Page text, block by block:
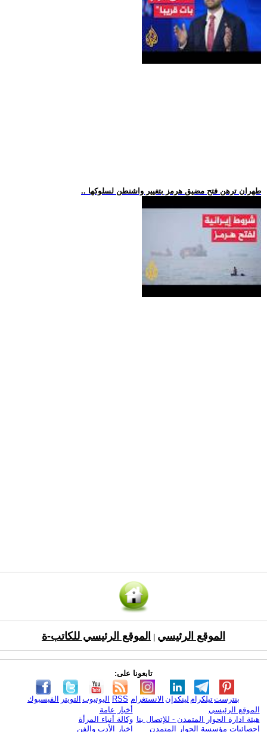
.. طهران ترهن فتح مضيق هرمز بتغيير واشنطن لسلوكها
الموقع الرئيسي الموقع الرئيسي للكاتب-ة
تابعونا على:
الفيسبوك التويتر اليوتيوب RSS الانستغرام لينكدإن تيلكرامبنترست
الموقع الرئيسي
هيئة ادارة الحوار المتمدن - للإتصال بنا
إحصائيات مؤسسة الحوار المتمدن
أخبار عامة
وكالة أنباء المرأة
اخبار الأدب والفن